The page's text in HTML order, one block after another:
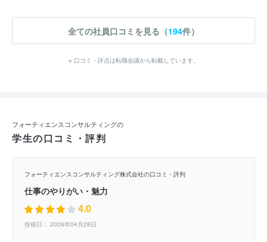
全ての社員口コミを見る（194件）
※ 口コミ・評点は転職会議から転載しています。
フォーティエンスコンサルティングの
学生の口コミ・評判
フォーティエンスコンサルティング株式会社の口コミ・評判
仕事のやりがい・魅力
4.0
投稿日： 2026年04月28日